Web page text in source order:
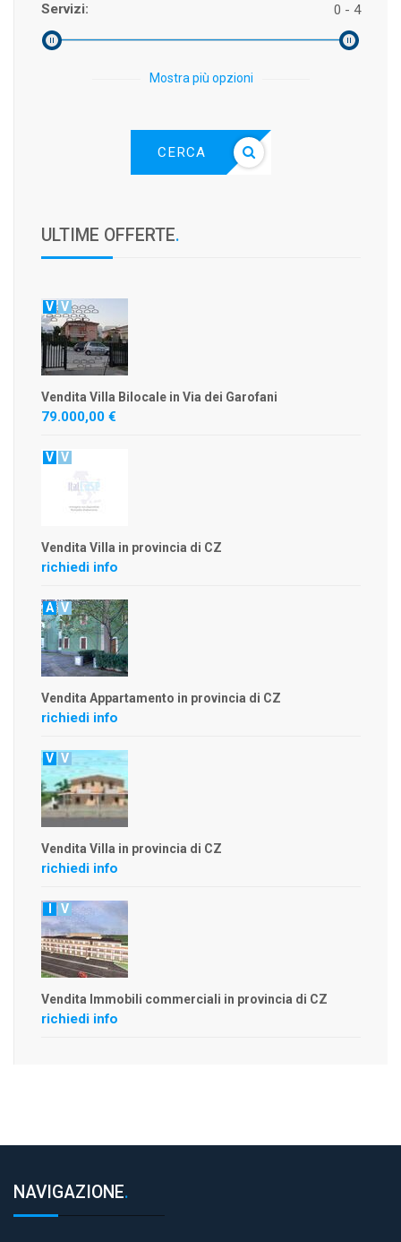
Servizi: 0 - 4
Mostra più opzioni
CERCA
ULTIME OFFERTE.
V V
Vendita Villa Bilocale in Via dei Garofani
79.000,00 €
V V
Vendita Villa in provincia di CZ
richiedi info
A V
Vendita Appartamento in provincia di CZ
richiedi info
V V
Vendita Villa in provincia di CZ
richiedi info
V
Vendita Immobili commerciali in provincia di CZ
richiedi info
NAVIGAZIONE.